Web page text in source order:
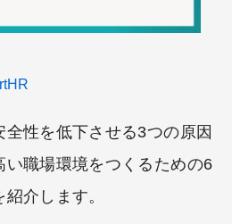
性を低下させる3つの原因
い職場環境をつくるための6
介します。